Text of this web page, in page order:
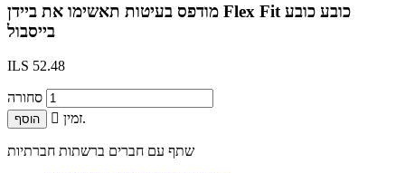
מודפס בעיטות תאשימו את ביידן Flex Fit כובע כובע
בייסבול
ILS 52.48
סחורה
הוסף  זמין.
שתף עם חברים ברשתות חברתיות